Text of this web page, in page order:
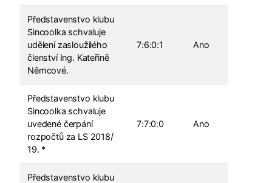
Představenstvo klubu
Sincoolka schvaluje
udělení zasloužilého
členství Ing. Kateřině
Němcové.
7:6:0:1 Ano
Představenstvo klubu
Sincoolka schvaluje
uvedené čerpání
rozpočtů za LS 2018/
19. *
7:7:0:0 Ano
Představenstvo klubu